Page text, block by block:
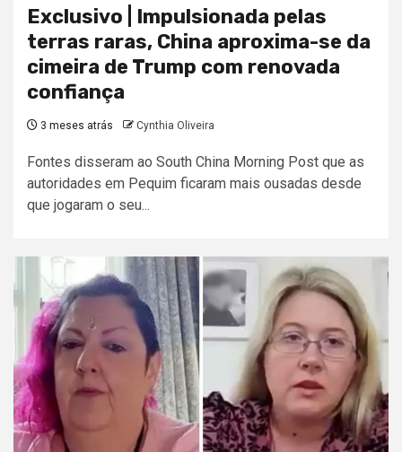
Exclusivo | Impulsionada pelas
terras raras, China aproxima-se da
cimeira de Trump com renovada
confiança
3 meses atrás Cynthia Oliveira
Fontes disseram ao South China Morning Post que as
autoridades em Pequim ficaram mais ousadas desde
que jogaram o seu...